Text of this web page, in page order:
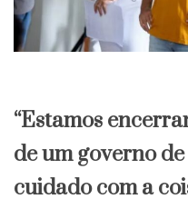
“Estamos
de um governo
cuidado com a